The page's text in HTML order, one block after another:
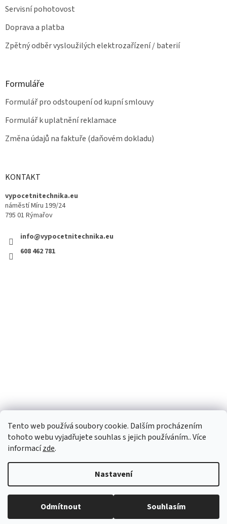
Tento web používá soubory cookie. Dalším procházením
tohoto webu vyjadřujete souhlas s jejich používáním.. Více
informacízde.
Nastavení
Odmítnout Souhlasím
Servisní pohotovost
Doprava a platba
Zpětný odběr vysloužilých elektrozařízení / baterií
Formuláře
Formulář pro odstoupení od kupní smlouvy
Formulář k uplatnění reklamace
Změna údajů na faktuře (daňovém dokladu)
KONTAKT
vypocetnitechnika.eu
náměstí Míru 199/24
795 01 Rýmařov
info@vypocetnitechnika.eu
608 462 781
Copyright 2026vypocetnitechnika.eu. Všechna práva vyhrazena.
Upravit nastavení cookies